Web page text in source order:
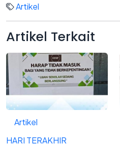
Artikel
Artikel Terkait
Artikel
HARI TERAKHIR